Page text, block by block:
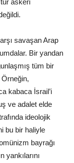
savaşan Arap
Bir yandan
tüm bir
kabaca İsrail’i
ve adalet elde
ideolojik
bu bir haliyle
bayrağı
yankılarını